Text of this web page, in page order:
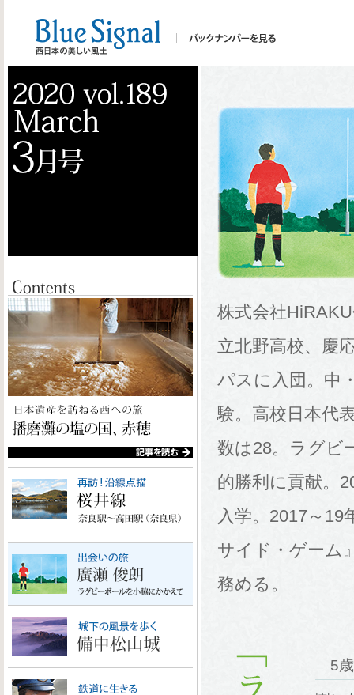
株式会社
立北野高校、慶
パスに入団。中
験。高校日本代
数は28。ラグビ
的勝利に貢献。
入学。2017～
サイド・ゲーム
務める。
5歳